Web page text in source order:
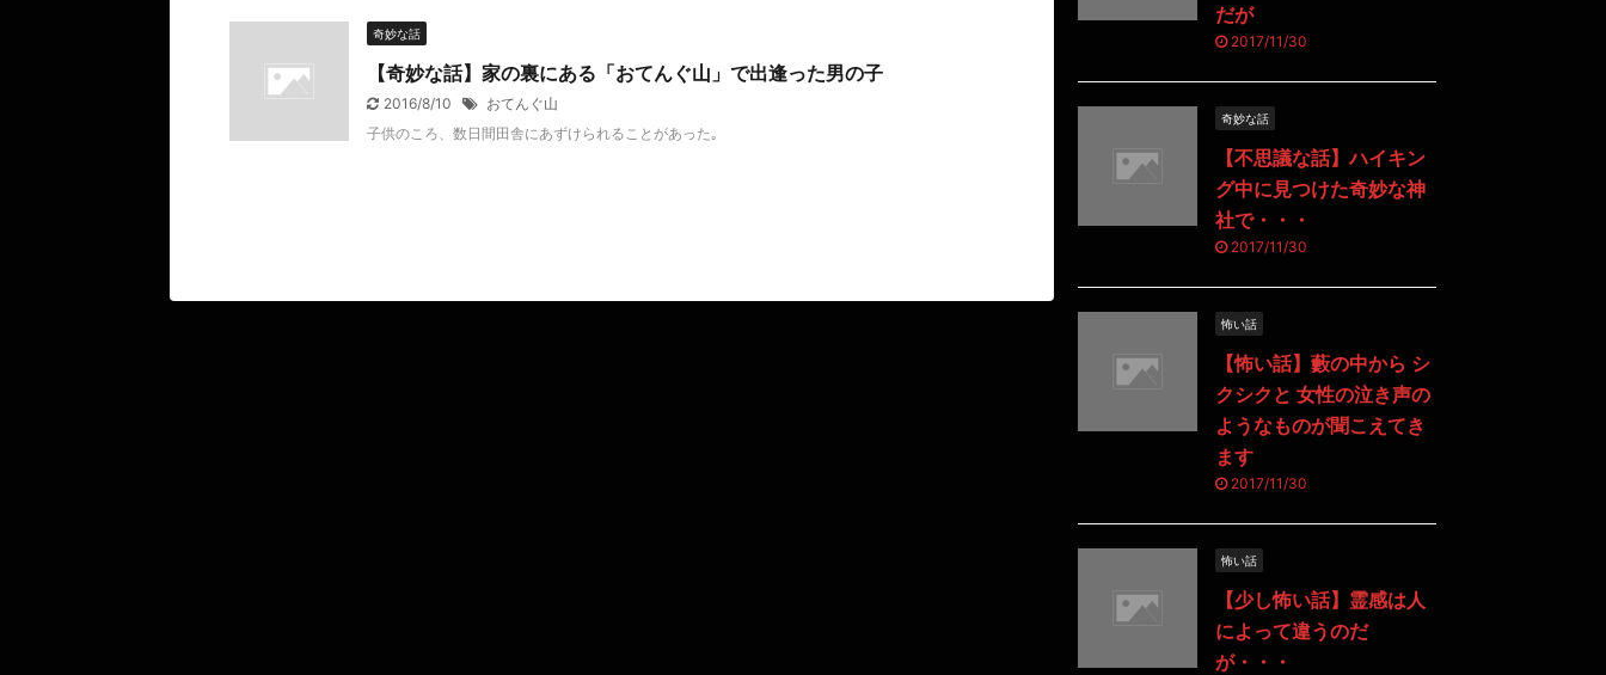
奇妙な話
【奇妙な話】家の裏にある「おてんぐ山」で出逢った男の子
2016/8/10
おてんぐ山
子供のころ、数日間田舎にあずけられることがあった｡
だが
2017/11/30
奇妙な話
【不思議な話】ハイキン
グ中に見つけた奇妙な神
社で・・・
2017/11/30
怖い話
【怖い話】藪の中から シ
クシクと 女性の泣き声の
ようなものが聞こえてき
ます
2017/11/30
怖い話
【少し怖い話】霊感は人
によって違うのだ
が・・・